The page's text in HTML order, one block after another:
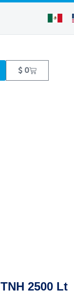
$ 0
TNH 2500 Lt